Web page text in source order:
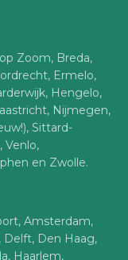
Zoom, Breda,
Ermelo,
Hengelo,
Nijmegen,
Sittard-
Venlo,
en Zwolle.
Amsterdam,
Delft, Den Haag,
Haarlem,